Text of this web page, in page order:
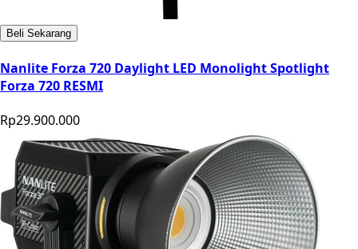
Beli Sekarang
Nanlite Forza 720 Daylight LED Monolight Spotlight
Forza 720 RESMI
Rp29.900.000